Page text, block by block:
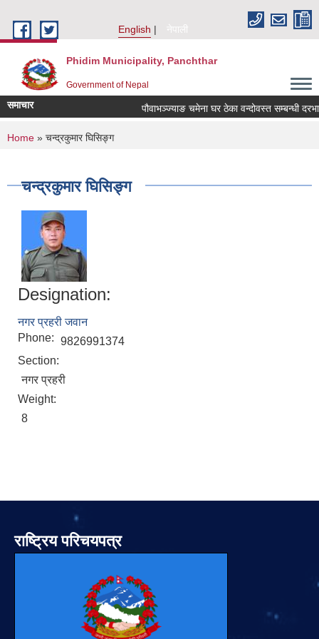
English
नेपाली
Phidim Municipality, Panchthar
Government of Nepal
समाचार पौवाभञ्ज्याङ चमेना घर ठेका वन्दोवस्त सम्बन्धी
You are here
Home » चन्द्रकुमार घिसिङ्ग
चन्द्रकुमार घिसिङ्ग
Designation:
नगर प्रहरी जवान
Phone: 9826991374
Section:
नगर प्रहरी
Weight:
8
राष्ट्रिय परिचयपत्र